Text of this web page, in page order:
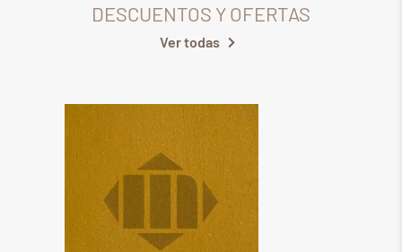
DESCUENTOS Y OFERTAS
Ver todas